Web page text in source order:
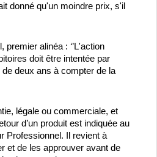
donné qu'un moindre prix, s'il
alinéa : ‘’L'action
doit être intentée par
de deux ans à compter de la
légale ou commerciale, et
d’un produit est indiquée au
Professionnel. Il revient à
et de les approuver avant de